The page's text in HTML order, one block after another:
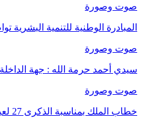
صوت وصورة
المبادرة الوطنية للتنمية
صوت وصورة
سيدي أحمد حرمة الله : جهة
صوت وصورة
خطاب الملك بمناسبة الذكرى 27 لعيد العرش.